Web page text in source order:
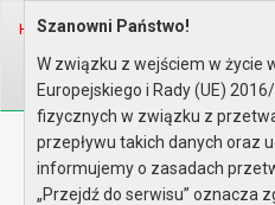
Home Strona główna
Biuletyn
Urząd
Szanowni Państwo!
W związku z wejściem w życie
Europejskiego i Rady (UE)
fizycznych w związku z
przepływu takich danych oraz
informujemy o zasadach
„Przejdź do serwisu” oznacza